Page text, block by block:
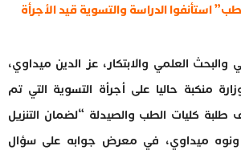
استأنفوا الدراسة والتسوية قيد الأجرأة
والبحث العلمي والابتكار، عز الدين ميداوي،
منكبة حاليا على أجرأة التسوية التي تم
طلبة كليات الطب والصيدلة “لضمان التنزيل
ونوه ميداوي، في معرض جوابه على سؤال